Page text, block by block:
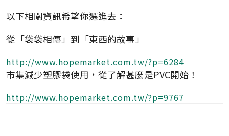
以下相關資訊希望你選進去：
從「袋袋相傳」到「東西的故事」
http://www.hopemarket.com.tw/?p=6284
市集減少塑膠袋使用，從了解甚麼是PVC開始！
http://www.hopemarket.com.tw/?p=9767